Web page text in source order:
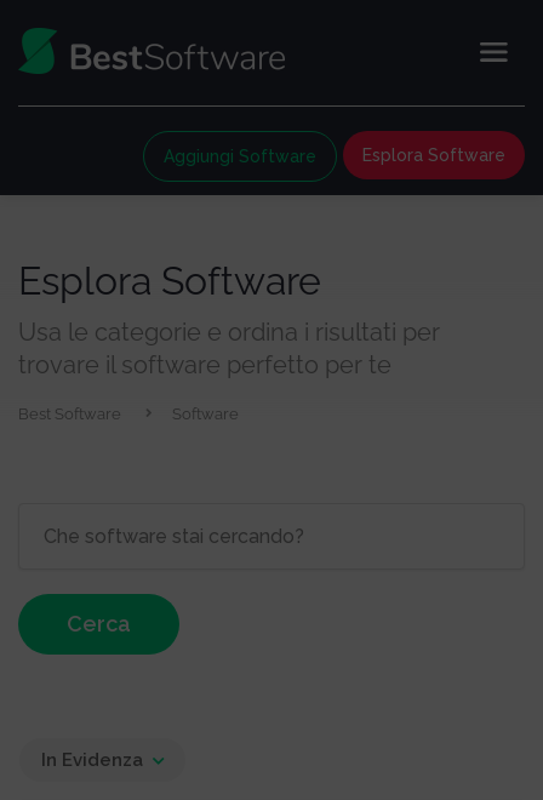
Esplora Software
Aggiungi Software
Esplora Software
Usa le categorie e ordina i risultati per
trovare il software perfetto per te
Best Software Software
Cerca
In Evidenza